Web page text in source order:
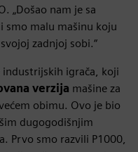
„Došao nam je sa
smo malu mašinu koju
zadnjoj sobi.“
industrijskih igrača, koji
verzija mašine za
obimu. Ovo je bio
dugogodišnjim
Prvo smo razvili P1000,